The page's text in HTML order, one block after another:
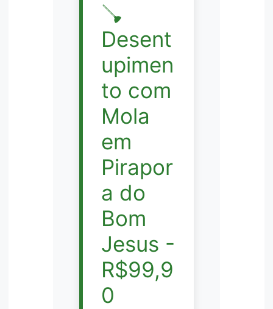
🪠
Desent
upimen
to com
Mola
em
Pirapor
a do
Bom
Jesus -
R$99,9
0